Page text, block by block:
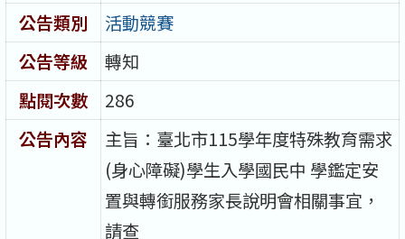
公告類別
活動競賽
公告等級
轉知
點閱次數
286
公告內容
主旨：臺北市115學年度特殊教育需求
(身心障礙)學生入學國民中 學鑑定安
置與轉銜服務家長說明會相關事宜，
請查